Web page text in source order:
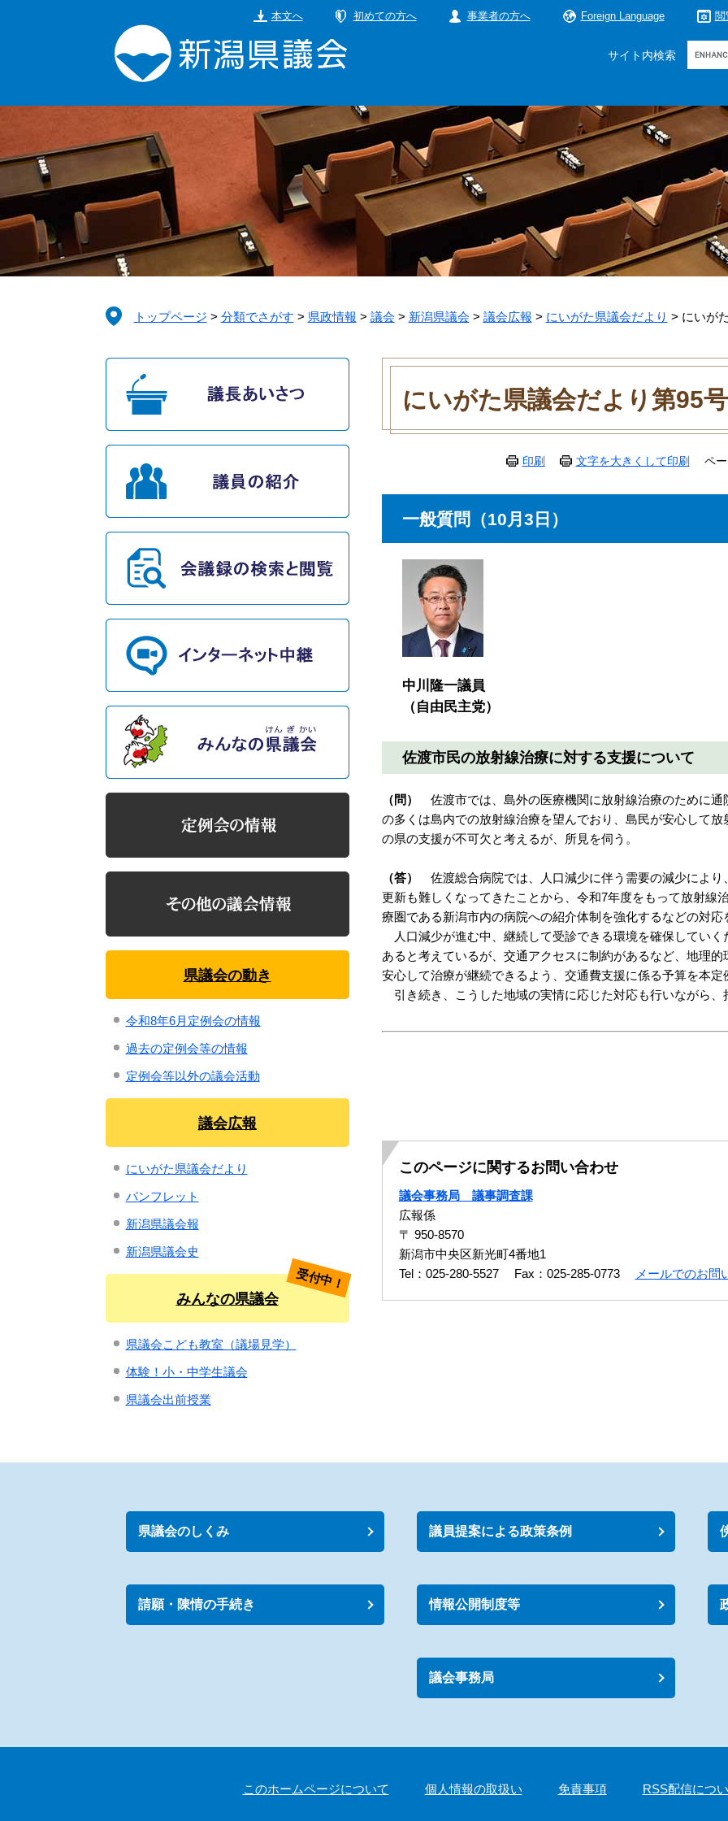
頭
飛
て
へ
本文へ 初めての方へ 事業者の方へ Foreign Language 閲
サイト内検索
Google
ム
索
トップページ > 分類でさがす > 県政情報 > 議会 > 新潟県議会 > 議会広報 > にいがた県議会だより > にいが
本
にいがた県議会だより第95号
印刷 文字を大きくして印刷 ペ
一般質問（10月3日）
中川隆一議員
（自由民主党）
佐渡市民の放射線治療に対する支援について
（問） 佐渡市では、島外の医療機関に放射線治療のために
の多くは島内での放射線治療を望んでおり、島民が安心して
の県の支援が不可欠と考えるが、所見を伺う。
（答） 佐渡総合病院では、人口減少に伴う需要の減少によ
更新も難しくなってきたことから、令和7年度をもって放射線
療圏である新潟市内の病院への紹介体制を強化するなどの対応
人口減少が進む中、継続して受診できる環境を確保してい
あると考えているが、交通アクセスに制約があるなど、地理的
安心して治療が継続できるよう、交通費支援に係る予算を本定
引き続き、こうした地域の実情に応じた対応も行いながら、
このページに関するお問い合わせ
議会事務局 議事調査課
広報係
〒 950-8570
新潟市中央区新光町4番地1
Tel：025-280-5527
Fax：025-285-0773 メールでのお問
県議会の動き
令和8年6月定例会の情報
過去の定例会等の情報
定例会等以外の議会活動
議会広報
にいがた県議会だより
パンフレット
新潟県議会報
新潟県議会史
みんなの県議会
受付中！
県議会こども教室（議場見学）
体験！小・中学生議会
県議会出前授業
県議会のしくみ 議員提案による政策条例
請願・陳情の手続き 情報公開制度等
議会事務局
このホームページについて 個人情報の取扱い 免責事項 RSS配信につ